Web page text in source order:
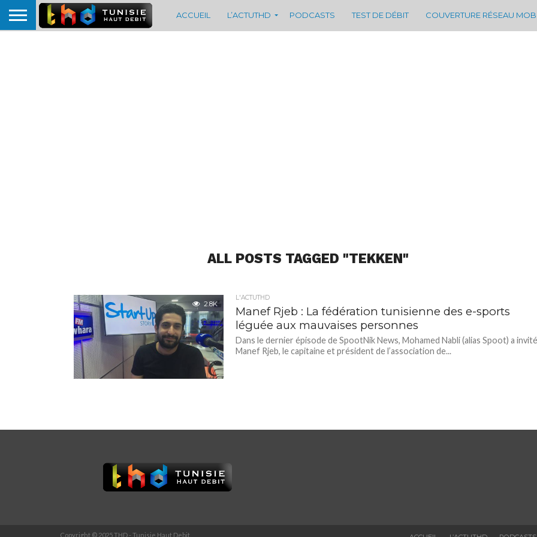
ACCUEIL L’ACTUTHD PODCASTS TEST DE DÉBIT COUVERTURE RÉSEAU
ALL POSTS TAGGED "TEKKEN"
2.8K
L'ACTUTHD
Manef Rjeb : La fédération tunisienne des e-sports
léguée aux mauvaises personnes
Dans le dernier épisode de SpootNik News, Mohamed Nabli (alias Spoot) a
Manef Rjeb, le capitaine et président de l’association de...
Copyright © 2025 THD - Tunisie Haut Debit.